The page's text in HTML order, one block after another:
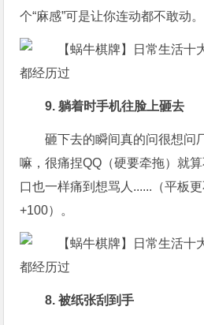
个“麻感”可是让你连动都不敢动。
9. 躺着时手机往脸上砸去
砸下去的瞬间真的问很想问
嘛，很痛捏QQ（硬要牵拖）就
口也一样痛到想骂人......（平板
+100）。
8. 被纸张刮到手